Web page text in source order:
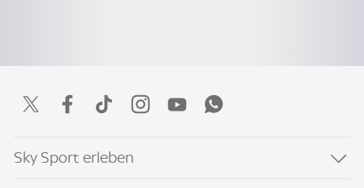
Sky Sport erleben